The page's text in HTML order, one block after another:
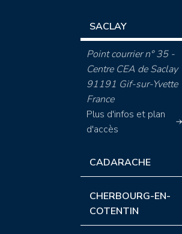
SACLAY
Point courrier n° 35 -
Centre CEA de Saclay
91191 Gif-sur-Yvette
France
Plus d'infos et plan
d'accès
CADARACHE
CHERBOURG-EN-
COTENTIN